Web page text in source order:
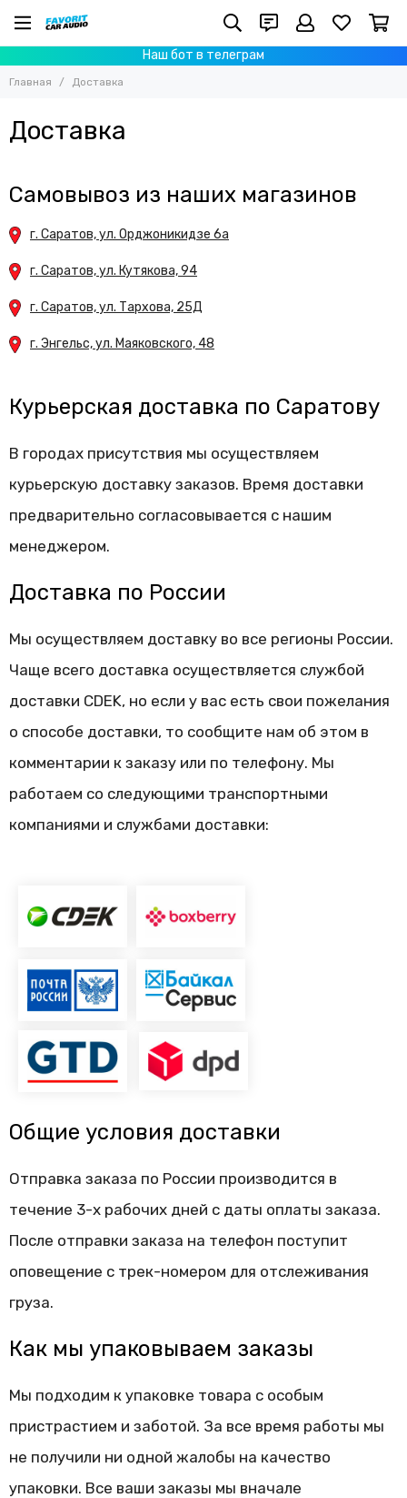
Наш бот в телеграм
Главная Доставка
Доставка
Самовывоз из наших магазинов
г. Саратов, ул. Орджоникидзе 6а
г. Саратов, ул. Кутякова, 94
г. Саратов, ул. Тархова, 25Д
г. Энгельс, ул. Маяковского, 48
Курьерская доставка по Саратову
В городах присутствия мы осуществляем
курьерскую доставку заказов. Время доставки
предварительно согласовывается с нашим
менеджером.
Доставка по России
Мы осуществляем доставку во все регионы России.
Чаще всего доставка осуществляется службой
доставки CDEK, но если у вас есть свои пожелания
о способе доставки, то сообщите нам об этом в
комментарии к заказу или по телефону. Мы
работаем со следующими транспортными
компаниями и службами доставки:
Общие условия доставки
Отправка заказа по России производится в
течение 3-х рабочих дней с даты оплаты заказа.
После отправки заказа на телефон поступит
оповещение с трек-номером для отслеживания
груза.
Как мы упаковываем заказы
Мы подходим к упаковке товара с особым
пристрастием и заботой. За все время работы мы
не получили ни одной жалобы на качество
упаковки. Все ваши заказы мы вначале